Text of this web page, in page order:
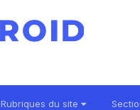
Rubriques du site